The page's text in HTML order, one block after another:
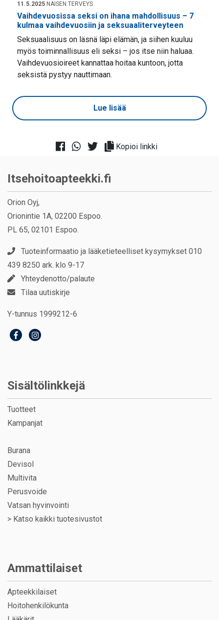
11.5.2025 NAISEN TERVEYS
Vaihdevuosissa seksi on ihana mahdollisuus – 7
kulmaa vaihdevuosiin ja seksuaaliterveyteen
Seksuaalisuus on läsnä läpi elämän, ja siihen kuuluu
myös toiminnallisuus eli seksi – jos itse niin haluaa.
Vaihdevuosioireet kannattaa hoitaa kuntoon, jotta
seksistä pystyy nauttimaan.
Lue lisää
Kopioi linkki
Itsehoitoapteekki.fi
Orion Oyj,
Orionintie 1A, 02200 Espoo.
PL 65, 02101 Espoo.
Tuoteinformaatio ja lääketieteelliset kysymykset 010
439 8250 ark. klo 9-17
Yhteydenotto/palaute
Tilaa uutiskirje
Y-tunnus 1999212-6
Sisältölinkkejä
Tuotteet
Kampanjat
Burana
Devisol
Multivita
Perusvoide
Vatsan hyvinvointi
> Katso kaikki tuotesivustot
Ammattilaiset
Apteekkilaiset
Hoitohenkilökunta